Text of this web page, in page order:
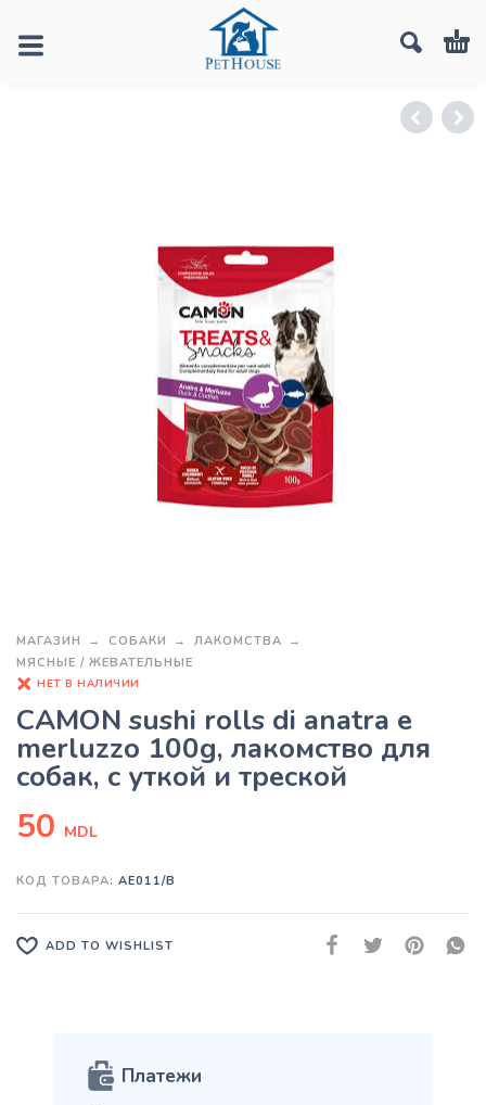
МАГАЗИН СОБАКИ
ЛАКОМСТВА
МЯСНЫЕ / ЖЕВАТЕЛЬНЫЕ
НЕТ В НАЛИЧИИ
CAMON sushi rolls di anatra e
merluzzo 100g, лакомство для
собак, с уткой и треской
50 MDL
КОД ТОВАРА: AE011/B
ADD TO WISHLIST
Платежи